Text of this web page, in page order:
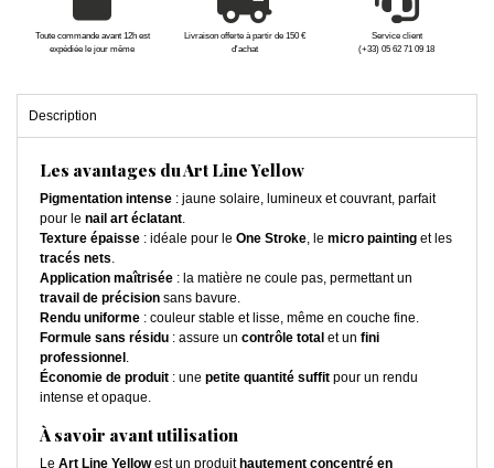
Toute commande avant 12h est
expédiée le jour même
Livraison offerte à partir de 150 €
d'achat
Service client
(+33) 05 62 71 09 18
Description
Les avantages du Art Line Yellow
Pigmentation intense : jaune solaire, lumineux et couvrant, parfait
pour le nail art éclatant.
Texture épaisse : idéale pour le One Stroke, le micro painting et les
tracés nets.
Application maîtrisée : la matière ne coule pas, permettant un
travail de précision sans bavure.
Rendu uniforme : couleur stable et lisse, même en couche fine.
Formule sans résidu : assure un contrôle total et un fini
professionnel .
Économie de produit : une petite quantité suffit pour un rendu
intense et opaque.
À savoir avant utilisation
Le Art Line Yellowest un produit hautement concentré en